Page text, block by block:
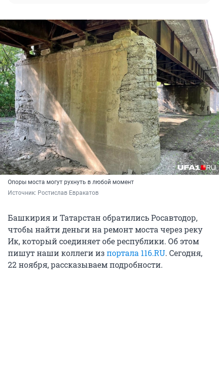
Опоры моста могут рухнуть в любой момент
Источник: Ростислав Евракатов
Башкирия и Татарстан обратились Росавтодор,
чтобы найти деньги на ремонт моста через реку
Ик, который соединяет обе республики. Об этом
пишут наши коллеги изпортала 116.RU. Сегодня,
22 ноября, рассказываем подробности.